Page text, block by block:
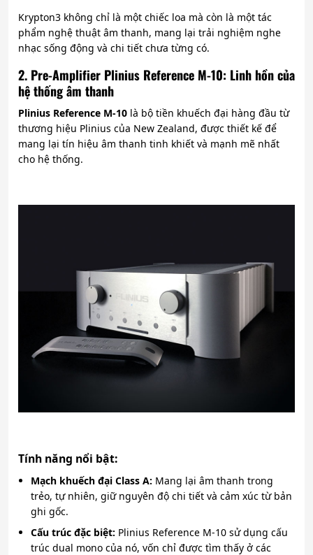
Krypton3 không chỉ là một chiếc loa mà còn là một tác
phẩm nghệ thuật âm thanh, mang lại trải nghiệm nghe
nhạc sống động và chi tiết chưa từng có.
2. Pre-Amplifier Plinius Reference M-10: Linh hồn của
hệ thống âm thanh
Plinius Reference M-10 là bộ tiền khuếch đại hàng đầu từ
thương hiệu Plinius của New Zealand, được thiết kế để
mang lại tín hiệu âm thanh tinh khiết và mạnh mẽ nhất
cho hệ thống.
Tính năng nổi bật:
Mạch khuếch đại Class A: Mang lại âm thanh trong
trẻo, tự nhiên, giữ nguyên độ chi tiết và cảm xúc từ bản
ghi gốc.
Cấu trúc đặc biệt: Plinius Reference M-10 sử dụng cấu
trúc dual mono của nó, vốn chỉ được tìm thấy ở các